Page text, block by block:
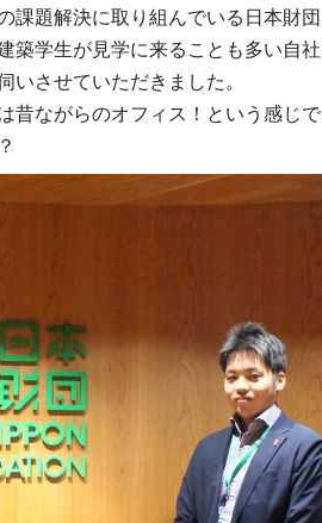
課題解決に取り組んでいる日本財団
学生が見学に来ることも多い自
いさせていただきました。
昔ながらのオフィス！という感じで